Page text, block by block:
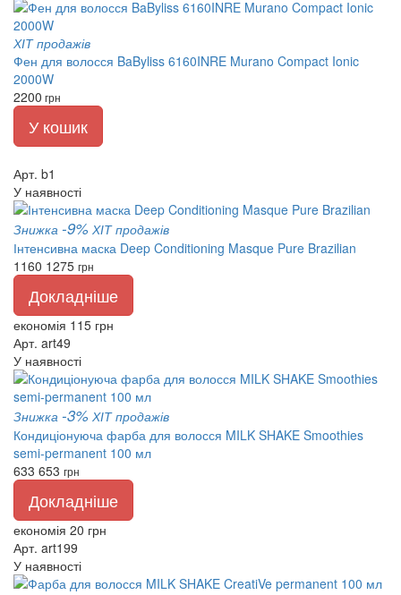
ХІТ продажів
Фен для волосся BaByliss 6160INRE Murano Compact Ionic
2000W
2200 грн
У кошик
Арт. b1
У наявності
Знижка -9% ХІТ продажів
Інтенсивна маска Deep Conditioning Masque Pure Brazilian
1160 1275 грн
Докладніше
економія 115 грн
Арт. art49
У наявності
Знижка -3% ХІТ продажів
Кондиціонуюча фарба для волосся MILK SHAKE Smoothies
semi-permanent 100 мл
633 653 грн
Докладніше
економія 20 грн
Арт. art199
У наявності